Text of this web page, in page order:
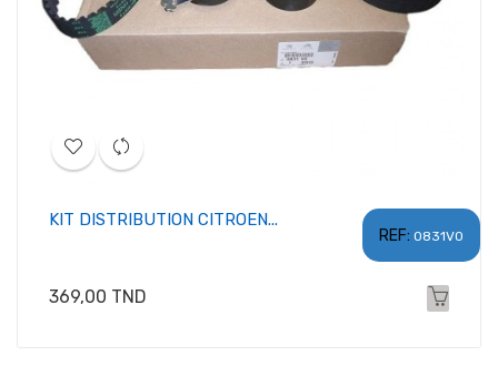
REF: 0831V0
KIT DISTRIBUTION CITROEN...
Prix
369,00 TND